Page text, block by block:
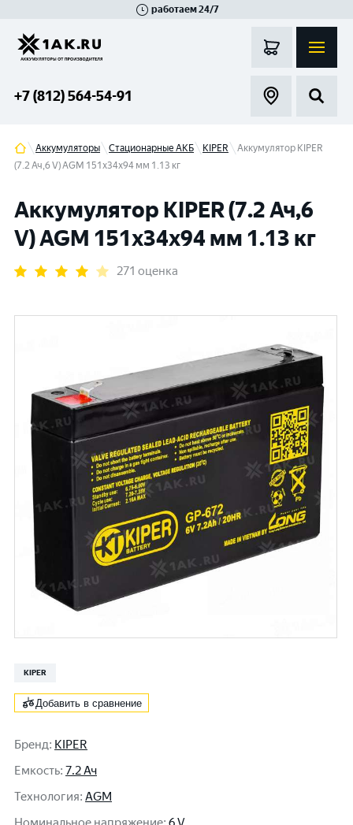
работаем 24/7
+7 (812) 564-54-91
Аккумуляторы Стационарные АКБ KIPER
Аккумулятор KIPER
(7.2 Ач,6 V) AGM 151x34x94 мм 1.13 кг
Аккумулятор KIPER (7.2 Ач,6
V) AGM 151x34x94 мм 1.13 кг
271 оценка
KIPER
Добавить в сравнение
Бренд: KIPER
Емкость: 7.2 Ач
Технология: AGM
Гатчина